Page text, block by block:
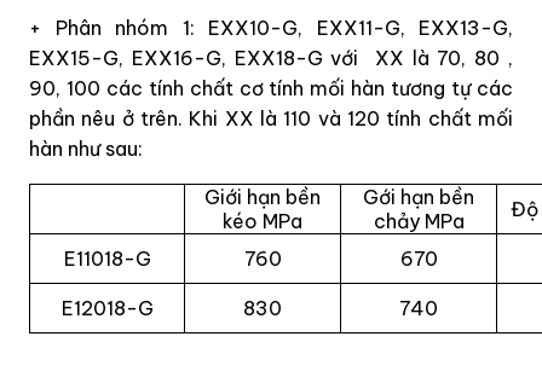
+ Phân nhóm 1: EXX10-G, EXX11-G, EXX13-G,
EXX15-G, EXX16-G, EXX18-G với
XX là 70, 80 ,
90, 100 các tính chất cơ tính mối hàn tương tự các
phần nêu ở trên. Khi XX là 110 và 120 tính chất mối
hàn như sau:
Giới hạn bền
kéo MPa
Gới hạn bền
chảy MPa
Độ
E11018-G 760 670
E12018-G 830 740